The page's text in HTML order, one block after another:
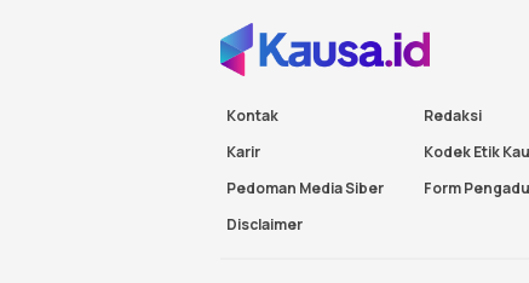
Kontak Redaksi
Karir
Kodek Etik
Pedoman Media Siber
Form
Disclaimer